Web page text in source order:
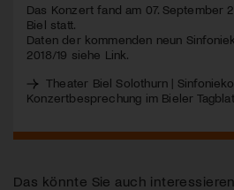
Das Konzert fand am 07. September
Biel statt.
Daten der kommenden neun
2018/19 siehe Link.
Theater Biel Solothurn |
Konzertbesprechung im Bieler
Das könnte Sie auch interessieren